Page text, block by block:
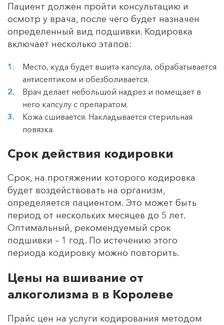
Пациент должен пройти консультацию и
осмотр у врача, после чего будет назначен
определенный вид подшивки. Кодировка
включает несколько этапов:
Место, куда будет вшита капсула, обрабатывается
антисептиком и обезболивается.
Врач делает небольшой надрез и помещает в
него капсулу с препаратом.
Кожа сшивается. Накладывается стерильная
повязка.
Срок действия кодировки
Срок, на протяжении которого кодировка
будет воздействовать на организм,
определяется пациентом. Это может быть
период от нескольких месяцев до 5 лет.
Оптимальный, рекомендуемый срок
подшивки – 1 год. По истечению этого
периода кодировку можно повторить.
Цены на вшивание от
алкоголизма в в Королеве
Прайс цен на услуги кодирования методом